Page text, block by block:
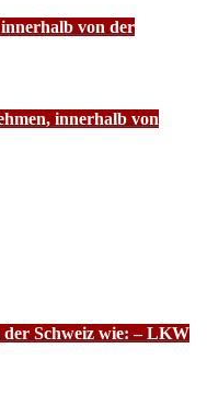
von der
innerhalb von
Schweiz wie: – LKW